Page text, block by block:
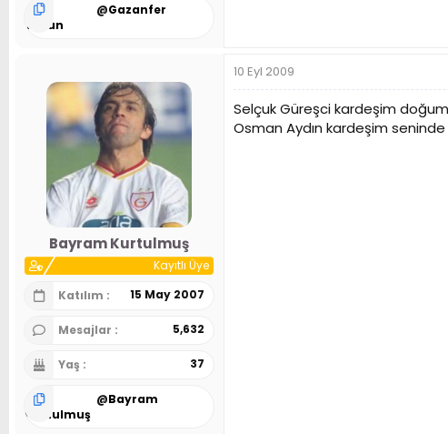
@Gazanfer
Tosun
Bayram Kurtulmuş
Kayıtlı Üye
Katılım
15 May 2007
Mesajlar 5,632
Yaş 37
@Bayram
Kurtulmuş
10 Eyl 2009
Selçuk Güreşci kardeşim
Osman Aydın kardeşim